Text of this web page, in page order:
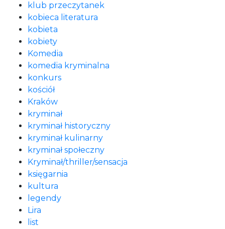
klub przeczytanek
kobieca literatura
kobieta
kobiety
Komedia
komedia kryminalna
konkurs
kościół
Kraków
kryminał
kryminał historyczny
kryminał kulinarny
kryminał społeczny
Kryminał/thriller/sensacja
księgarnia
kultura
legendy
Lira
list